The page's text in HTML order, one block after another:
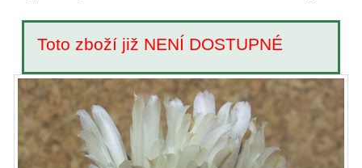
Toto zboží již NENÍ DOSTUPNÉ